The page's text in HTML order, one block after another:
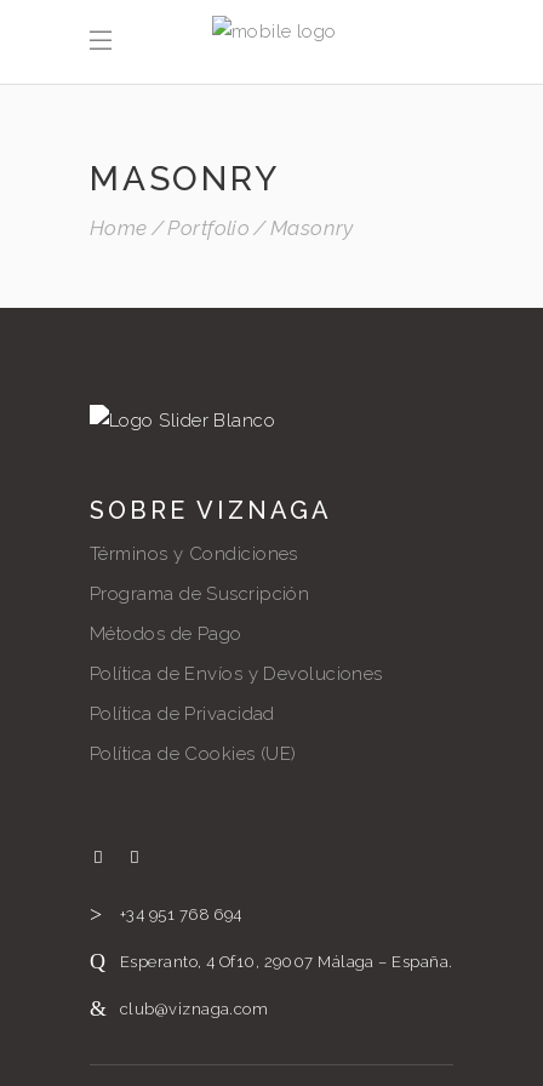
MASONRY
Home Portfolio Masonry
SOBRE VIZNAGA
Términos y Condiciones
Programa de Suscripción
Métodos de Pago
Política de Envíos y Devoluciones
Política de Privacidad
Política de Cookies (UE)
+34 951 768 694
Esperanto, 4 Of10, 29007 Málaga – España.
club@viznaga.com